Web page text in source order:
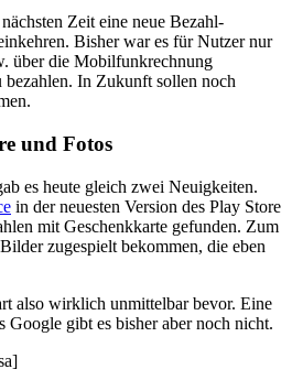
Zeit eine neue Bezahl-
Bisher war es für Nutzer nur
über die Mobilfunkrechnung
In Zukunft sollen noch
und Fotos
es heute gleich zwei Neuigkeiten.
in der neuesten Version des Play Store
mit Geschenkkarte gefunden. Zum
Bilder zugespielt bekommen, die eben
also wirklich unmittelbar bevor. Eine
Google gibt es bisher aber noch nicht.